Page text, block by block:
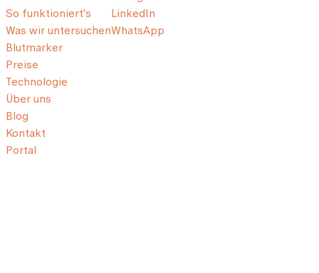
So funktioniert's
Was wir untersuchen
Blutmarker
Preise
Technologie
Über uns
Blog
Kontakt
Portal
LinkedIn
WhatsApp